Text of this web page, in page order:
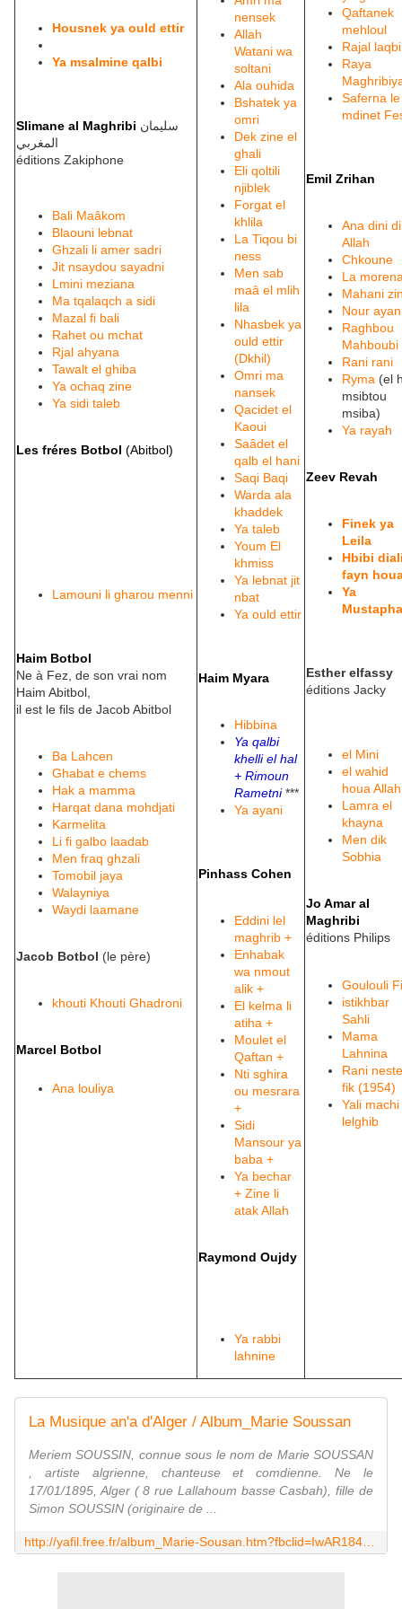
Housnek ya ould ettir
Ya msalmine qalbi
Slimane al Maghribi
المغربي
éditions Zakiphone
Bali Maâkom
Blaouni lebnat
Ghzali li amer sadri
Jit nsaydou sayadni
Lmini meziana
Ma tqalaqch a sidi
Mazal fi bali
Rahet ou mchat
Rjal ahyana
Tawalt el ghiba
Ya ochaq zine
Ya sidi taleb
Les fréres Botbol (Abitbol)
Lamouni li gharou menni
Haim Botbol
Ne à Fez, de son vrai nom
Haim Abitbol,
il est le fils de Jacob Abitbol
Ba Lahcen
Ghabat e chems
Hak a mamma
Harqat dana mohdjati
Karmelita
Li fi galbo laadab
Men fraq ghzali
Tomobil jaya
Walayniya
Waydi laamane
Jacob Botbol (le père)
khouti Khouti Ghadroni
Marcel Botbol
Ana louliya
nensek
Allah
Watani wa
soltani
Ala ouhida
Bshatek ya
omri
Dek zine el
ghali
Eli qoltili
njiblek
Forgat el
khlila
La Tiqou bi
ness
Men sab
maâ el mlih
lila
Nhasbek ya
ould ettir
(Dkhil)
Omri ma
nansek
Qacidet el
Kaoui
Saâdet el
qalb el hani
Saqi Baqi
Warda ala
khaddek
Ya taleb
Youm El
khmiss
Ya lebnat jit
nbat
Ya ould ettir
Haim Myara
Hibbina
Ya qalbi
khelli el hal
+ Rimoun
Rametni ***
Ya ayani
Pinhass Cohen
Eddini lel
maghrib +
Enhabak
wa nmout
alik +
El kelma li
atiha +
Moulet el
Qaftan +
Nti sghira
ou mesrara
+
Sidi
Mansour ya
baba +
Ya bechar
+ Zine li
atak Allah
Raymond Oujdy
Ya rabbi
lahnine
Qaftanek
mehloul
Rajal
Raya
Saferna le
mdinet
Emil Zrihan
Ana dini
Allah
Chkoune
La
Mahani
Nour
Raghbou
Mahboubi
Rani rani
Ryma (el
msibtou
msiba)
Ya rayah
Zeev Revah
Finek ya
Leila
Hbibi
fayn
Ya
Mustapha
Esther elfassy
éditions Jacky
el Mini
el wahid
houa Allah
Lamra el
khayna
Men dik
Sobhia
Jo Amar al
Maghribi
éditions Philips
Goulouli
istikhbar
Sahli
Mama
Lahnina
Rani
fik (1954)
Yali machi
lelghib
La Musique an'a d'Alger / Album_Marie Soussan
Meriem SOUSSIN, connue sous le nom de Marie SOUSSAN
, artiste algrienne, chanteuse et comdienne. Ne le
17/01/1895, Alger ( 8 rue Lallahoum basse Casbah), fille de
Simon SOUSSIN (originaire de ...